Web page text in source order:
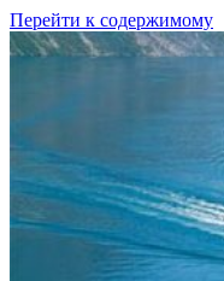
Перейти к содержимому